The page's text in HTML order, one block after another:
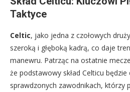
Taktyce
Celtic, jako jedna z czołowych
szeroką i głęboką kadrą, co daje
manewru. Patrząc na ostatnie
że podstawowy skład Celticu będzie
sprawdzonych zawodnikach, którzy